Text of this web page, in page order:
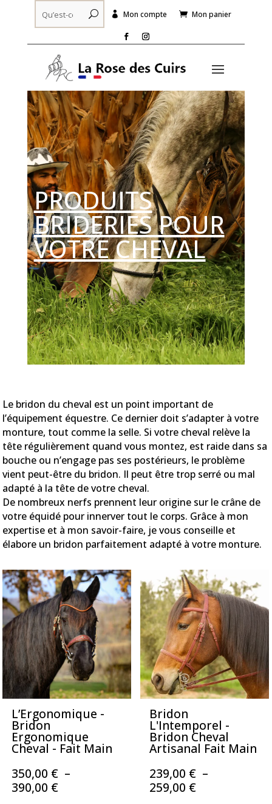
 Mon compte  Mon panier
PRODUITS
BRIDERIES POUR
VOTRE CHEVAL
Le bridon du cheval est un point important de
l’équipement équestre. Ce dernier doit s’adapter à votre
monture, tout comme la selle. Si votre cheval relève la
tête régulièrement quand vous montez, est raide dans sa
bouche ou n’engage pas ses postérieurs, le problème
vient peut-être du bridon. Il peut être trop serré ou mal
adapté à la tête de votre cheval.
De nombreux nerfs prennent leur origine sur le crâne de
votre équidé pour innerver tout le corps. Grâce à mon
expertise et à mon savoir-faire, je vous conseille et
élabore un bridon parfaitement adapté à votre monture.
L’Ergonomique -
Bridon
Ergonomique
Cheval - Fait Main
350,00 € –
390,00 €Plage
Bridon
L'Intemporel -
Bridon Cheval
Artisanal Fait Main
239,00 € –
259,00 €Plage